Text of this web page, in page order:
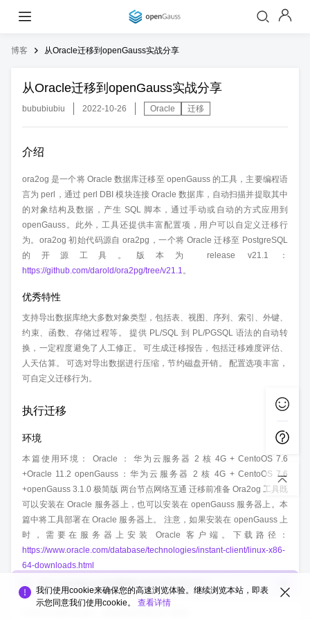
博客 从Oracle迁移到openGauss实战分享
从Oracle迁移到openGauss实战分享
bububiubiu 2022-10-26 Oracle 迁移
介绍
ora2og 是一个将 Oracle 数据库迁移至 openGauss 的工具，主要编程语
言为 perl，通过 perl DBI 模块连接 Oracle 数据库，自动扫描并提取其中
的对象结构及数据，产生 SQL 脚本，通过手动或自动的方式应用到
openGauss。此外，工具还提供丰富配置项，用户可以自定义迁移行
为。ora2og 初始代码源自 ora2pg，一个将 Oracle 迁移至 PostgreSQL
的开源工具。版本为 release v21.1：
https://github.com/darold/ora2pg/tree/v21.1。
优秀特性
支持导出数据库绝大多数对象类型，包括表、视图、序列、索引、外键、
约束、函数、存储过程等。 提供 PL/SQL 到 PL/PGSQL 语法的自动转
换，一定程度避免了人工修正。 可生成迁移报告，包括迁移难度评估、
人天估算。 可选对导出数据进行压缩，节约磁盘开销。 配置选项丰富，
可自定义迁移行为。
执行迁移
环境
本篇使用环境： Oracle ： 华为云服务器 2 核 4G + CentoOS 7.6
+Oracle 11.2 openGauss：华为云服务器 2 核 4G + CentoOS 7.6
+openGauss 3.1.0 极简版 两台节点网络互通 迁移前准备 Ora2og 工具既
可以安装在 Oracle 服务器上，也可以安装在 openGauss 服务器上。本
篇中将工具部署在 Oracle 服务器上。 注意，如果安装在 openGauss 上
时，需要在服务器上安装 Oracle 客户端。下载路径：
https://www.oracle.com/database/technologies/instant-client/linux-x86-
64-downloads.html
软件安装
您对 openGauss互动版块 的整体满意度如何？
我们使用cookie来确保您的高速浏览体验。继续浏览本站，即表
示您同意我们使用cookie。 查看详情